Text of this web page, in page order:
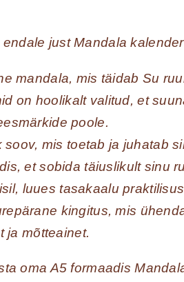
just Mandala
mandala, mis täidab Su
on hoolikalt valitud, et
poole.
mis toetab ja juhatab
et sobida täiuslikult sinu
luues tasakaalu
kingitus, mis
ja mõtteainet.
oma A5 formaadis